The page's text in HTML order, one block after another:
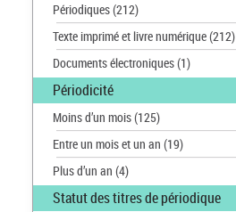
Périodiques(212)
Texte imprimé et livre numérique(212)
Documents électroniques(1)
Périodicité
Moins d’un mois(125)
Entre un mois et un an (19)
Plus d’un an (4)
Statut des titres de périodique